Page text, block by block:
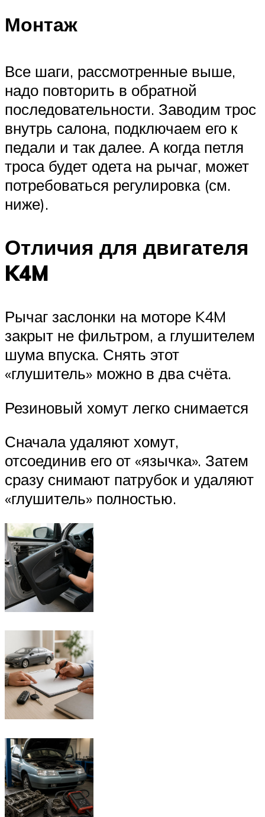
Монтаж
Все шаги, рассмотренные выше,
надо повторить в обратной
последовательности. Заводим трос
внутрь салона, подключаем его к
педали и так далее. А когда петля
троса будет одета на рычаг, может
потребоваться регулировка (см.
ниже).
Отличия для двигателя
K4M
Рычаг заслонки на моторе K4M
закрыт не фильтром, а глушителем
шума впуска. Снять этот
«глушитель» можно в два счёта.
Резиновый хомут легко снимается
Сначала удаляют хомут,
отсоединив его от «язычка». Затем
сразу снимают патрубок и удаляют
«глушитель» полностью.